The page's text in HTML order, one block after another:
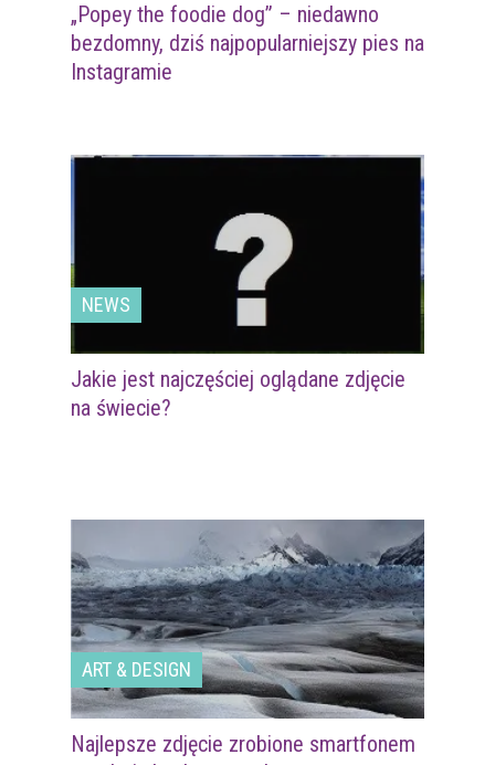
„Popey the foodie dog” – niedawno
bezdomny, dziś najpopularniejszy pies na
Instagramie
NEWS
Jakie jest najczęściej oglądane zdjęcie
na świecie?
ART & DESIGN
Najlepsze zdjęcie zrobione smartfonem